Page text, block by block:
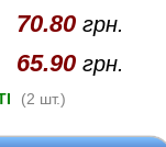
70.80грн.
65.90грн.
(2 шт.)